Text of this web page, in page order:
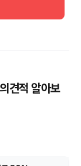
견적 알아보